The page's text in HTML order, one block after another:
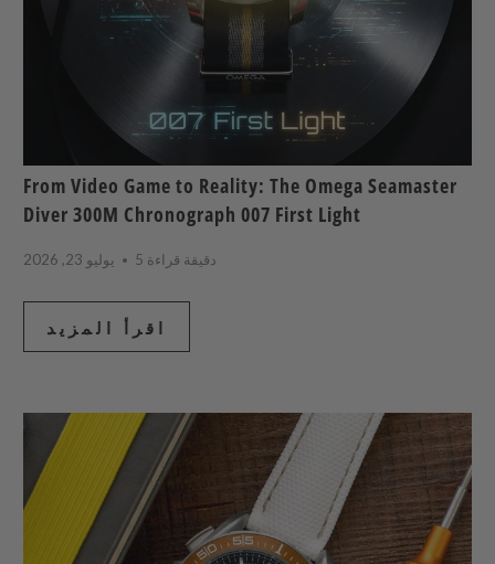
From Video Game to Reality: The Omega Seamaster
Diver 300M Chronograph 007 First Light
يوليو 23, 2026 5 دقيقة قراءة
اقرأ المزيد